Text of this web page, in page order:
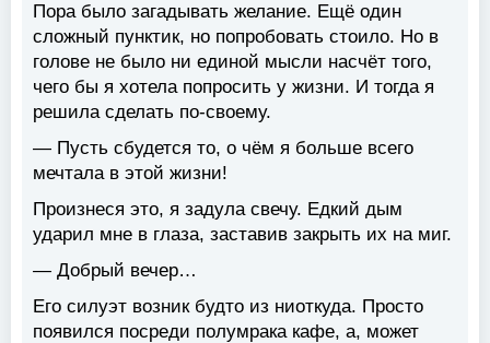
Пора было загадывать желание. Ещё один
сложный пунктик, но попробовать стоило. Но в
голове не было ни единой мысли насчёт того,
чего бы я хотела попросить у жизни. И тогда я
решила сделать по-своему.
— Пусть сбудется то, о чём я больше всего
мечтала в этой жизни!
Произнеся это, я задула свечу. Едкий дым
ударил мне в глаза, заставив закрыть их на миг.
— Добрый вечер…
Его силуэт возник будто из ниоткуда. Просто
появился посреди полумрака кафе, а, может